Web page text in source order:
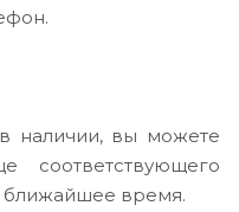
наличии, вы можете
соответствующего
ближайшее время.